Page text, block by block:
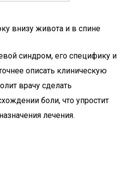
внизу живота и в спине
синдром, его специфику и
описать клиническую
врачу сделать
боли, что упростит
лечения.